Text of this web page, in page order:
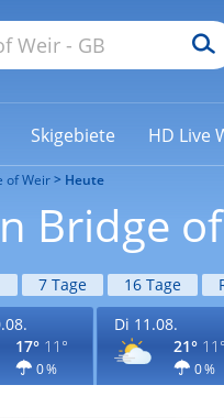
Skigebiete HD Live
of Weir Heute
Bridge
7 Tage 16 Tage
17° 11°
0 %
Di 11.08.
21° 11°
0 %